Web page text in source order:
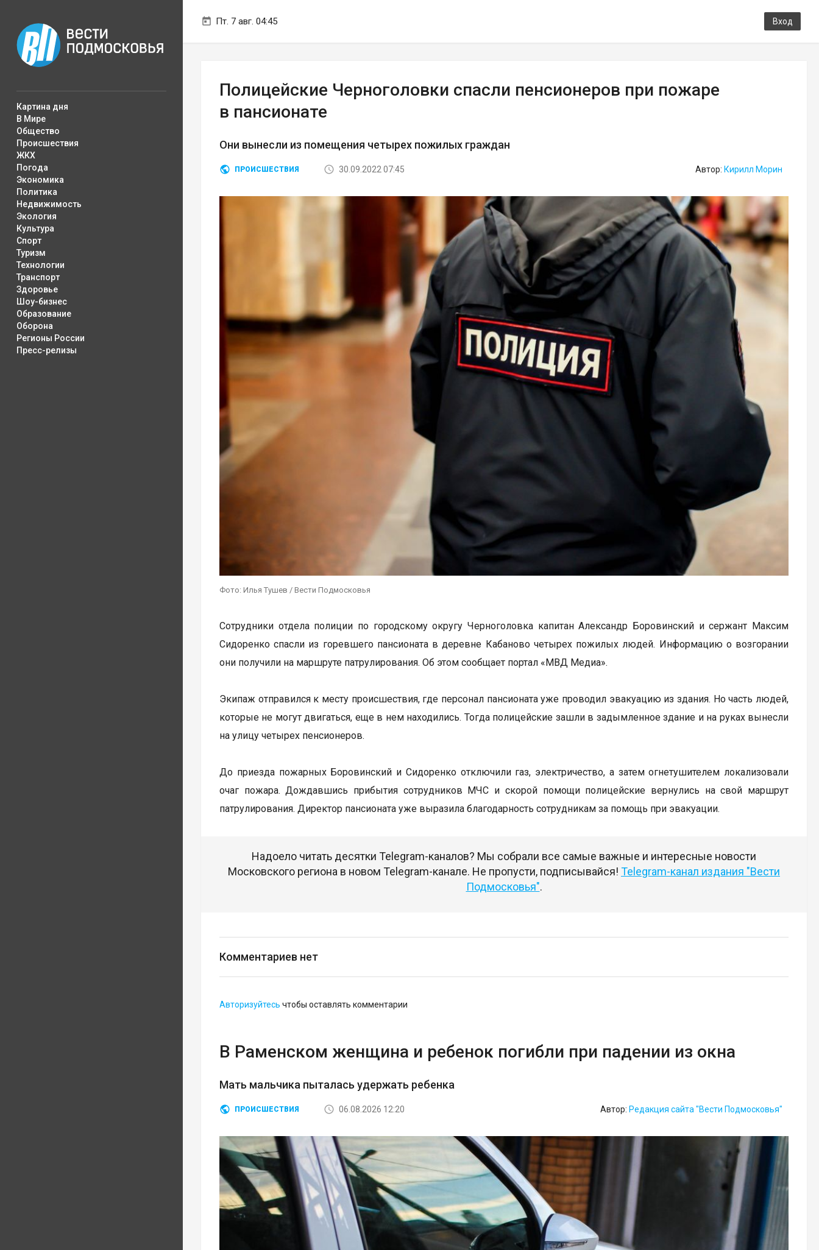
Пт. 7 авг. 04:45 Вход
Картина дня
В Мире
Общество
Происшествия
ЖКХ
Погода
Экономика
Политика
Недвижимость
Экология
Культура
Спорт
Туризм
Технологии
Транспорт
Здоровье
Шоу-бизнес
Образование
Оборона
Регионы России
Пресс-релизы
Полицейские Черноголовки спасли пенсионеров при пожаре
в пансионате
Они вынесли из помещения четырех пожилых граждан
ПРОИСШЕСТВИЯ 30.09.2022 07:45 Автор: Кирилл Морин
Фото: Илья Тушев / Вести Подмосковья
Сотрудники отдела полиции по городскому округу Черноголовка капитан Александр Боровинский и сержант Максим
Сидоренко спасли из горевшего пансионата в деревне Кабаново четырех пожилых людей. Информацию о возгорании
они получили на маршруте патрулирования. Об этом сообщает портал «МВД Медиа».
Экипаж отправился к месту происшествия, где персонал пансионата уже проводил эвакуацию из здания. Но часть людей,
которые не могут двигаться, еще в нем находились. Тогда полицейские зашли в задымленное здание и на руках вынесли
на улицу четырех пенсионеров.
До приезда пожарных Боровинский и Сидоренко отключили газ, электричество, а затем огнетушителем локализовали
очаг пожара. Дождавшись прибытия сотрудников МЧС и скорой помощи полицейские вернулись на свой маршрут
патрулирования. Директор пансионата уже выразила благодарность сотрудникам за помощь при эвакуации.
Надоело читать десятки Telegram-каналов? Мы собрали все самые важные и интересные новости
Московского региона в новом Telegram-канале. Не пропусти, подписывайся! Telegram-канал издания "Вести
Подмосковья".
Комментариев нет
Авторизуйтесь чтобы оставлять комментарии
В Раменском женщина и ребенок погибли при падении из окна
Мать мальчика пыталась удержать ребенка
ПРОИСШЕСТВИЯ 06.08.2026 12:20 Автор: Редакция сайта "Вести Подмосковья"